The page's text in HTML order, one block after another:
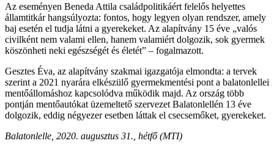
Az eseményen Beneda Attila családpolitikáért felelős helyettes
államtitkár hangsúlyozta: fontos, hogy legyen olyan rendszer, amely
baj esetén el tudja látni a gyerekeket. Az alapítvány 15 éve „valós
civilként nem valami ellen, hanem valamiért dolgozik, sok gyermek
köszönheti neki egészségét és életét” – fogalmazott.
Gesztes Éva, az alapítvány szakmai igazgatója elmondta: a tervek
szerint a 2021 nyarára elkészülő gyermekmentési pont a balatonlellei
mentőállomáshoz kapcsolódva működik majd. Az ország több
pontján mentőautókat üzemeltető szervezet Balatonlellén 13 éve
dolgozik, eddig négyezer esetben láttak el csecsemőket, gyerekeket.
Balatonlelle, 2020. augusztus 31., hétfő (MTI)